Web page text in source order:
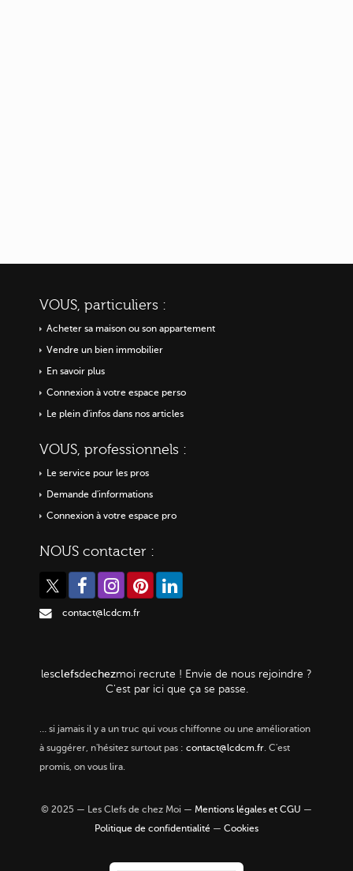
VOUS, particuliers :
Acheter sa maison ou son appartement
Vendre un bien immobilier
En savoir plus
Connexion à votre espace perso
Le plein d'infos dans nos articles
VOUS, professionnels :
Le service pour les pros
Demande d'informations
Connexion à votre espace pro
NOUS contacter :
contact@lcdcm.fr
lesclefsdechezmoi recrute ! Envie de nous rejoindre ?
C'est par ici que ça se passe.
… si jamais il y a un truc qui vous chiffonne ou une amélioration
à suggérer, n'hésitez surtout pas : contact@lcdcm.fr. C'est
promis, on vous lira.
© 2025 — Les Clefs de chez Moi — Mentions légales et CGU —
Politique de confidentialité — Cookies